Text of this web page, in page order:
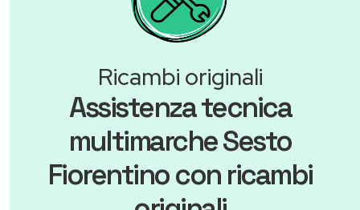
Ricambi originali
Assistenza tecnica
multimarche Sesto
Fiorentino con ricambi